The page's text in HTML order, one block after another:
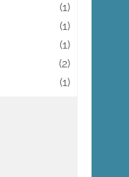
(1)
(1)
(1)
(2)
(1)